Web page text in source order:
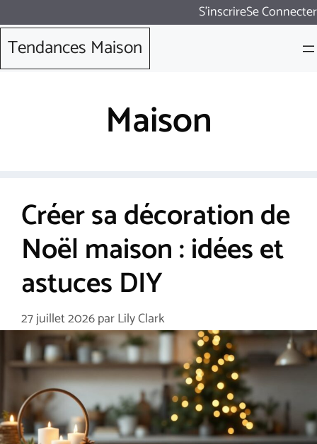
au
contenu
S'inscrireSe Connecter
Tendances Maison
Maison
Créer sa décoration de
Noël maison : idées et
astuces DIY
27 juillet 2026parLily Clark